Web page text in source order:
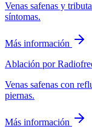
Venas safenas y
síntomas.
Más información
Ablación por
Venas safenas con
piernas.
Más información